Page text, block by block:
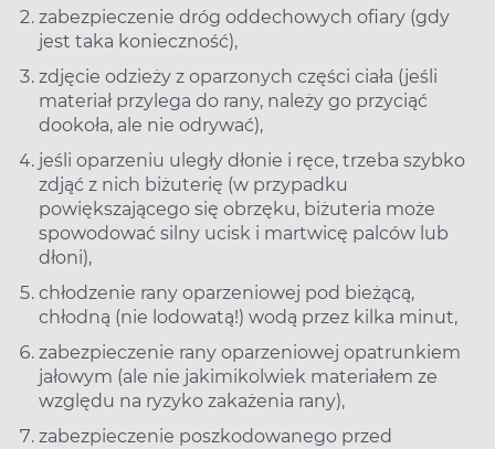
zabezpieczenie dróg oddechowych ofiary (gdy
jest taka konieczność),
zdjęcie odzieży z oparzonych części ciała (jeśli
materiał przylega do rany, należy go przyciąć
dookoła, ale nie odrywać),
jeśli oparzeniu uległy dłonie i ręce, trzeba szybko
zdjąć z nich biżuterię (w przypadku
powiększającego się obrzęku, biżuteria może
spowodować silny ucisk i martwicę palców lub
dłoni),
chłodzenie rany oparzeniowej pod bieżącą,
chłodną (nie lodowatą!) wodą przez kilka minut,
zabezpieczenie rany oparzeniowej opatrunkiem
jałowym (ale nie jakimikolwiek materiałem ze
względu na ryzyko zakażenia rany),
zabezpieczenie poszkodowanego przed